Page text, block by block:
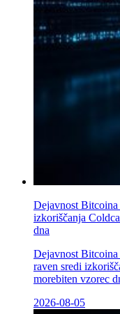
Dejavnost Bitcoina
izkoriščanja
dna
Dejavnost
raven sredi
morebiten vzorec
2026-08-05